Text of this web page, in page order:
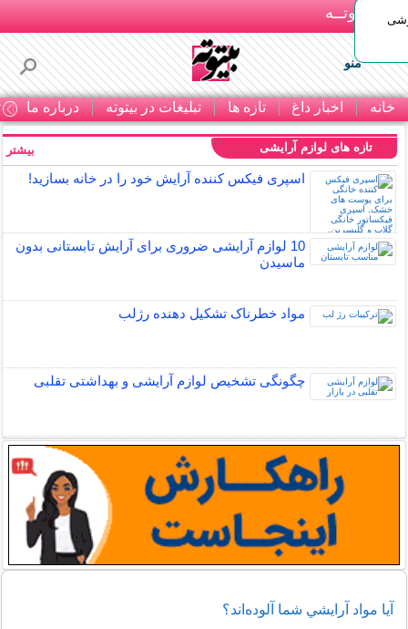
بـیتوتــه
منو
خانه اخبار داغ تازه ها تبلیغات در بیتوته درباره ما
تازه های لوازم آرایشی
اسپری فیکس کننده آرایش خود را در خانه بسازید!
10 لوازم آرایشی ضروری برای آرایش تابستانی بدون
ماسیدن
مواد خطرناک تشکیل دهنده رژلب
چگونگی تشخیص لوازم آرایشی و بهداشتی تقلبی
بیشتر
آيا مواد آرايشي شما آلوده‌اند؟